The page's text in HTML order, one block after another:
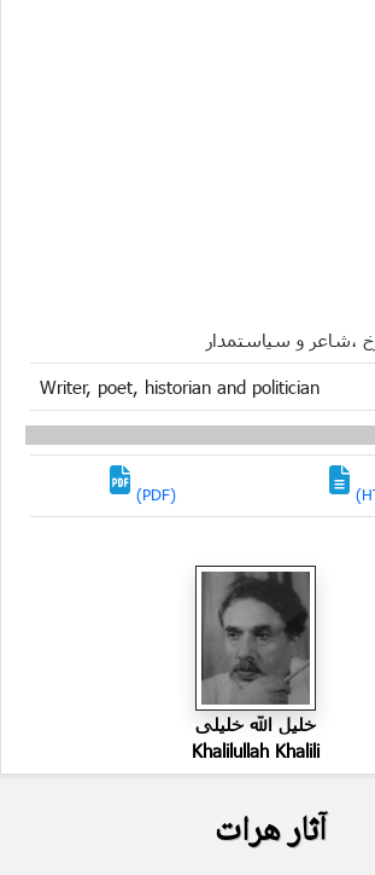
،شاعر و سیاستمدار
Writer, poet, historian and politician
(PDF)
خلیل الله خلیلی
Khalilullah Khalili
آثار هرات